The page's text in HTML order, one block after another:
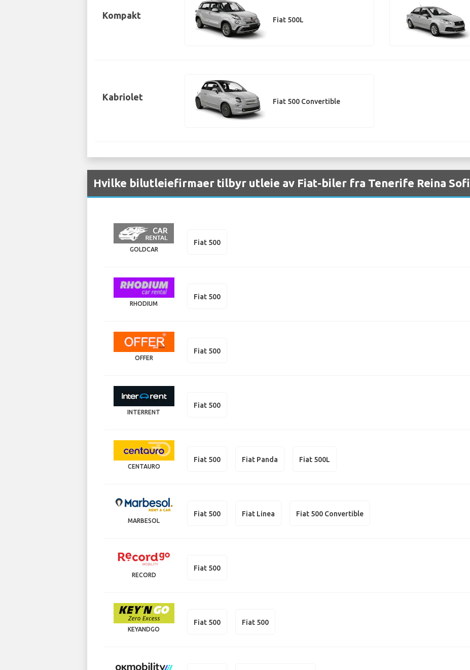
Kompakt Fiat 500L
Kabriolet Fiat 500 Convertible
Hvilke bilutleiefirmaer tilbyr utleie av Fiat-biler fra Tenerife Reina
GOLDCAR
Fiat 500
RHODIUM
Fiat 500
OFFER
Fiat 500
INTERRENT
Fiat 500
CENTAURO
Fiat 500 Fiat Panda Fiat 500L
MARBESOL
Fiat 500 Fiat Linea Fiat 500 Convertible
RECORD
Fiat 500
KEYANDGO
Fiat 500 Fiat 500